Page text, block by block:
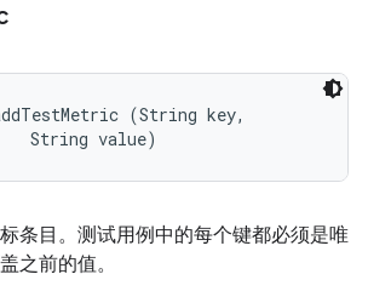
(String key,
String value)
条目。测试用例中的每个键都必须是唯
之前的值。